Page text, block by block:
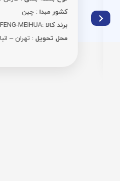
کشور مبدا: چین
برند کالا :FUFENG-MEIHUA
محل تحویل: تهران – انبار